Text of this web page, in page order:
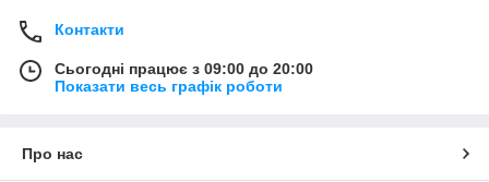
Контакти
Сьогодні працює з 09:00 до 20:00
Показати весь графік роботи
Про нас